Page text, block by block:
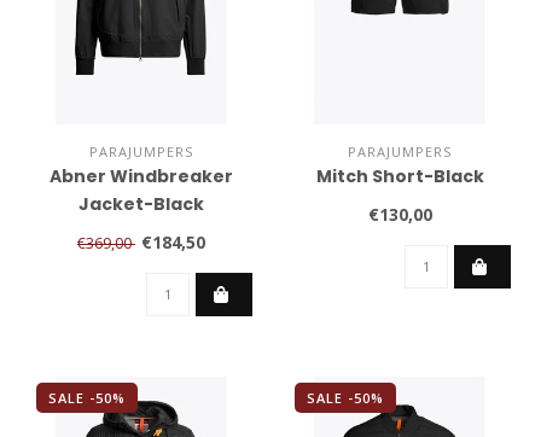
PARAJUMPERS
Abner Windbreaker
Jacket-Black
€369,00 €184,50
PARAJUMPERS
Mitch Short-Black
€130,00
SALE -50% SALE -50%